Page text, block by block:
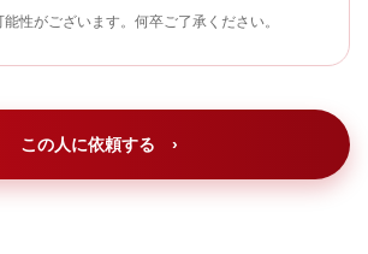
性がございます。何卒ご了承ください。
この人に依頼する ›